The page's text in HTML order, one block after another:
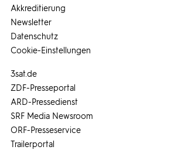
3sat.de
ZDF-Presseportal
ARD-Pressedienst
SRF Media Newsroom
ORF-Presseservice
Trailerportal
Akkreditierung
Newsletter
Datenschutz
Cookie-Einstellungen